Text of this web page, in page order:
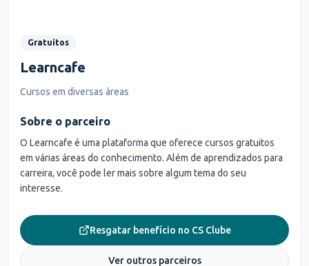
Gratuitos
Learncafe
Cursos em diversas áreas
Sobre o parceiro
O Learncafe é uma plataforma que oferece cursos gratuitos
em várias áreas do conhecimento. Além de aprendizados para
carreira, você pode ler mais sobre algum tema do seu
interesse.
Resgatar benefício no CS Clube
Ver outros parceiros